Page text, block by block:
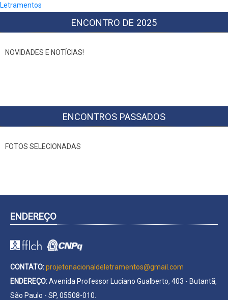
Letramentos
ENCONTRO DE 2025
NOVIDADES E NOTÍCIAS!
ENCONTROS PASSADOS
FOTOS SELECIONADAS
ENDEREÇO
CONTATO:projetonacionaldeletramentos@gmail.com
ENDEREÇO:Avenida Professor Luciano Gualberto, 403 - Butantã,
São Paulo - SP, 05508-010.